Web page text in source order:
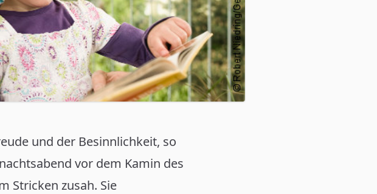
und der Besinnlichkeit, so
vor dem Kamin des
Stricken zusah. Sie